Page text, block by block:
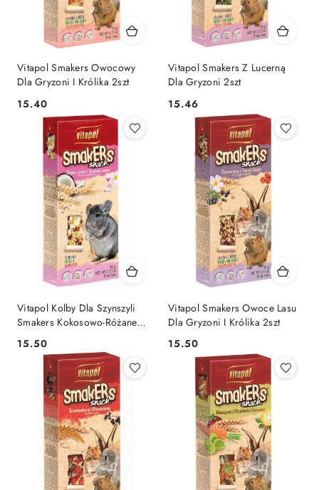
Vitapol Smakers Owocowy
Dla Gryzoni I Królika 2szt
Cena:
15.40
Vitapol Smakers Z Lucerną
Dla Gryzoni 2szt
Cena:
15.46
Vitapol Kolby Dla Szynszyli
Smakers Kokosowo-Różane
Cena:
15.50
Vitapol Smakers Owoce Lasu
Dla Gryzoni I Królika 2szt
Cena:
15.50